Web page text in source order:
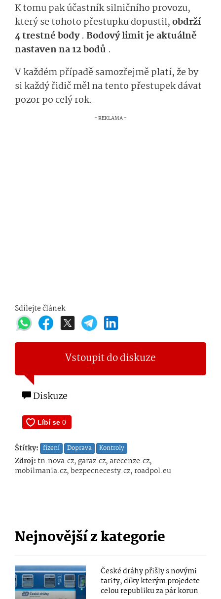
K tomu pak účastník silničního provozu,
který se tohoto přestupku dopustil,obdrží
4 trestné body. Bodový limit je aktuálně
nastaven na 12 bodů .
V každém případě samozřejmě platí, že by
si každý řidič měl na tento přestupek dávat
pozor po celý rok.
Sdílejte článek
Vstoupit do diskuze
Diskuze
Štítky: řízení Doprava Kontroly
Zdroj:tn.nova.cz, garaz.cz, arecenze.cz,
mobilmania.cz, bezpecnecesty.cz, roadpol.eu
Nejnovější z kategorie
České dráhy přišly s novými
tarify, díky kterým projedete
celou republiku za pár korun